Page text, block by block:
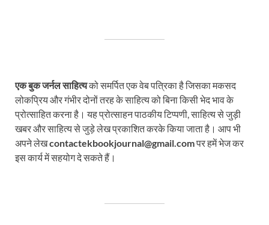
एक बुक जर्नल साहित्यको समर्पित एक वेब पत्रिका है जिसका मकसद
लोकप्रिय और गंभीर दोनों तरह के साहित्य को बिना किसी भेद भाव के
प्रोत्साहित करना है। यह प्रोत्साहन पाठकीय टिप्पणी, साहित्य से जुड़ी
खबर और साहित्य से जुड़े लेख प्रकाशित करके किया जाता है। आप भी
अपने लेखcontactekbookjournal@gmail.comपर हमें भेज कर
इस कार्य में सहयोग दे सकते हैं।